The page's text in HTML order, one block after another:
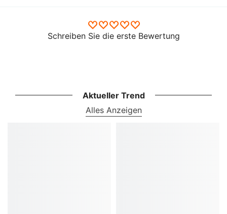
Schreiben Sie die erste Bewertung
Aktueller Trend
Alles Anzeigen